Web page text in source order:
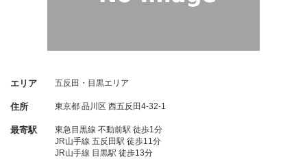
エリア 五反田・目黒エリア
住所 東京都 品川区 西五反田4-32-1
最寄駅
東急目黒線 不動前駅 徒歩1分
JR山手線 五反田駅 徒歩11分
JR山手線 目黒駅 徒歩13分